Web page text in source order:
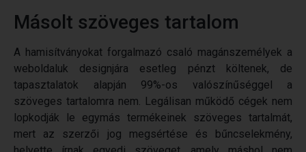
Másolt szöveges tartalom
A hamisítványokat forgalmazó csaló magánszemélyek a
weboldaluk designjára esetleg pénzt költenek, de
tapasztalatok alapján 99%-os valószínűséggel a
szöveges tartalomra nem. Legálisan működő cégek nem
lopkodják le egymás termékeinek szöveges tartalmát,
mert az szerzői jog megsértése és bűncselekmény,